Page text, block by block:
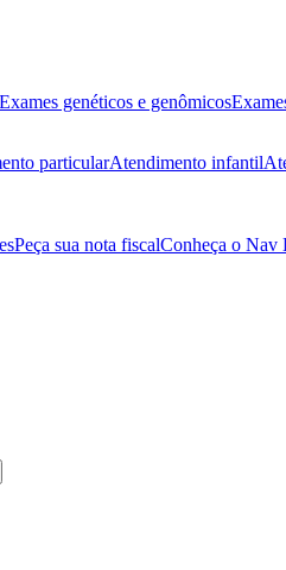
Exames genéticos e genômicos
particularAtendimento infantil
Peça sua nota fiscalConheça o Nav